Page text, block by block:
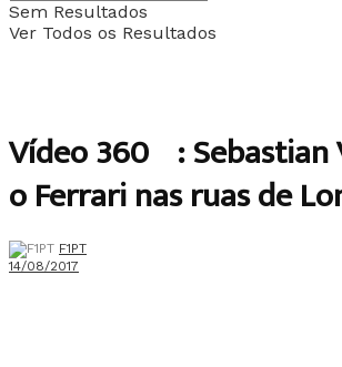
Sem Resultados
Ver Todos os Resultados
Vídeo 360º: Sebastian
o Ferrari nas ruas de
F1PT
14/08/2017